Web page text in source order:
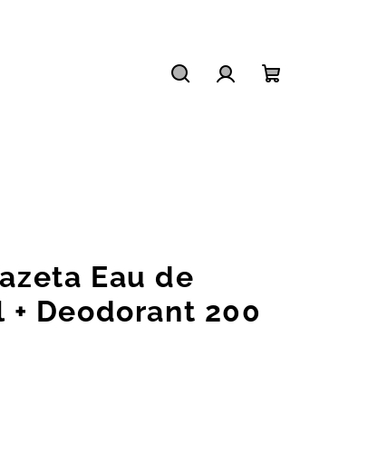
Eau de
Deodorant 200